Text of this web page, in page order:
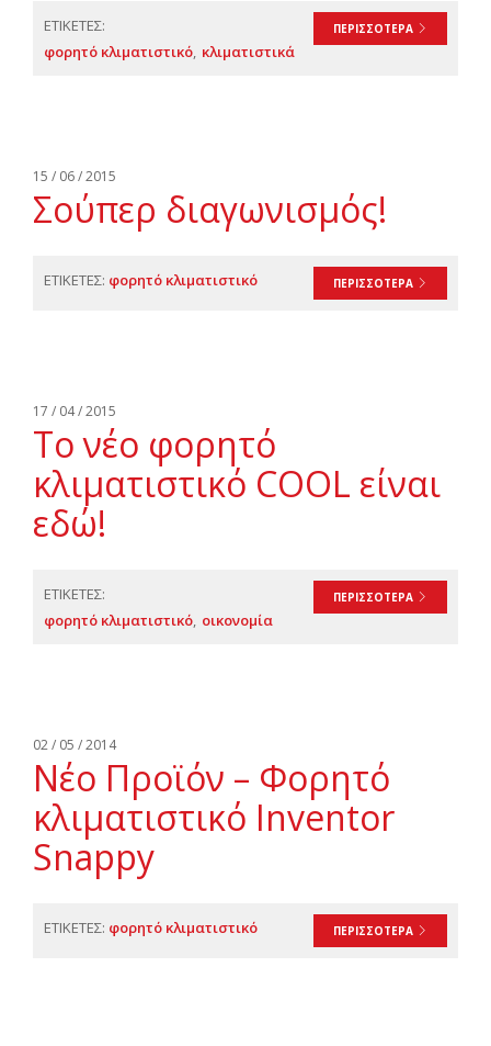
ΠΕΡΙΣΣΟΤΕΡΑ
ΕΤΙΚΕΤΕΣ:
φορητό κλιματιστικό κλιματιστικά
15 / 06 / 2015
Σούπερ διαγωνισμός!
ΠΕΡΙΣΣΟΤΕΡΑ
ΕΤΙΚΕΤΕΣ: φορητό κλιματιστικό
17 / 04 / 2015
Το νέο φορητό
κλιματιστικό COOL είναι
εδώ!
ΠΕΡΙΣΣΟΤΕΡΑ
ΕΤΙΚΕΤΕΣ:
φορητό κλιματιστικό οικονομία
02 / 05 / 2014
Νέο Προϊόν – Φορητό
κλιματιστικό Inventor
Snappy
ΠΕΡΙΣΣΟΤΕΡΑ
ΕΤΙΚΕΤΕΣ: φορητό κλιματιστικό